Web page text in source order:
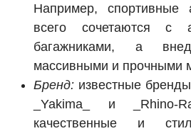
Например, спортивные
всего сочетаются с
багажниками, а
массивными и прочными
Бренд: известные
_Yakima_ и _Rhino-
качественные и